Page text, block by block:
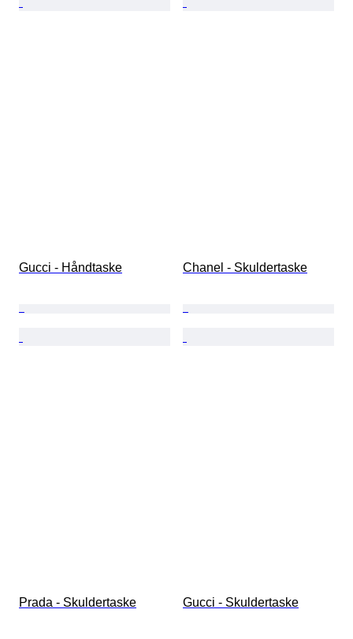
Gucci - Håndtaske Chanel - Skuldertaske
Prada - Skuldertaske Gucci - Skuldertaske